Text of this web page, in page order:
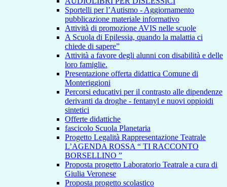
Sportelli per l’Autismo - Aggiornamento
pubblicazione materiale informativo
Attività di promozione AVIS nelle scuole
A Scuola di Epilessia, quando la malattia ci
chiede di sapere”
Attività a favore degli alunni con disabilità e delle
loro famiglie.
Presentazione offerta didattica Comune di
Monteriggioni
Percorsi educativi per il contrasto alle dipendenze
derivanti da droghe - fentanyl e nuovi oppioidi
sintetici
Offerte didattiche
fascicolo Scuola Planetaria
Progetto Legalità Rappresentazione Teatrale
L’AGENDA ROSSA “ TI RACCONTO
BORSELLINO ”
Proposta progetto Laboratorio Teatrale a cura di
Giulia Veronese
Proposta progetto scolastico